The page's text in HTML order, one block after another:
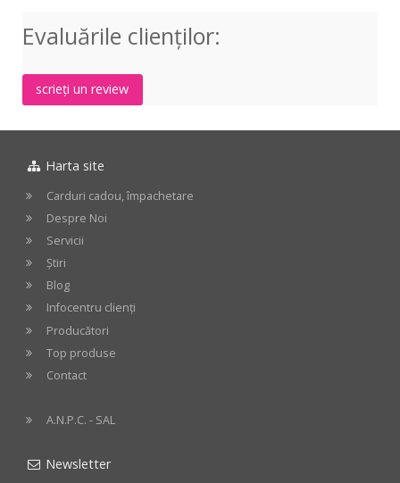
Evaluările clienţilor:
scrieți un review
Harta site
Carduri cadou, împachetare
Despre Noi
Servicii
Știri
Blog
Infocentru clienți
Producători
Top produse
Contact
A.N.P.C. - SAL
Newsletter